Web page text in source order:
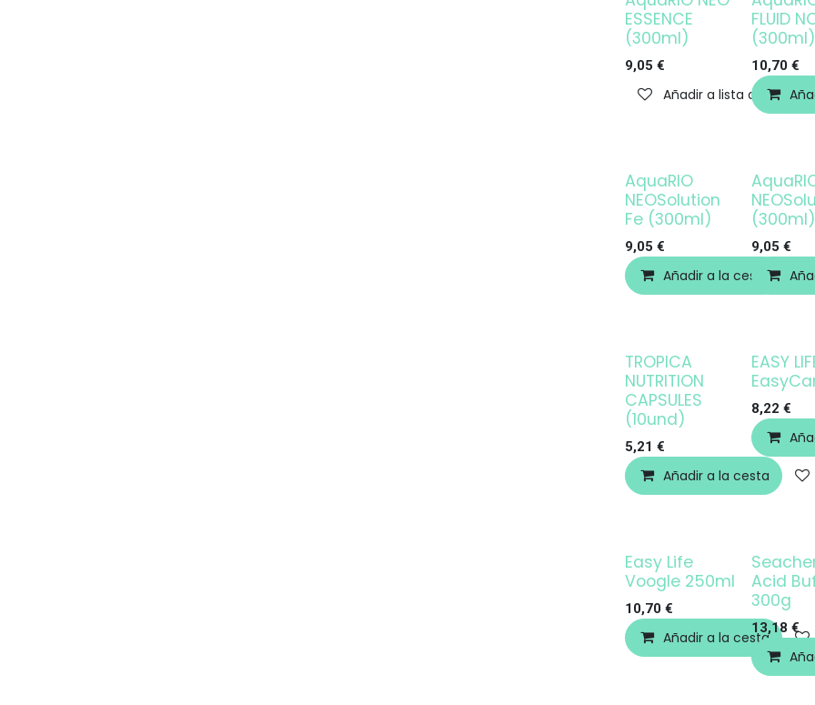
Agotado
ESSENCE
(300ml)
9,05 €
Añadir a lista de deseos
FLUID
(300ml)
10,70€
AquaRIO
NEOSolution
Fe (300ml)
9,05 €
Añadir a la cesta
(300ml)
9,05 €
TROPICA
NUTRITION
CAPSULES
(10und)
5,21 €
Añadir a la cesta
EASY
8,22 €
Easy Life
Voogle 250ml
10,70 €
Añadir a la cesta
Acid
300g
13,18 €